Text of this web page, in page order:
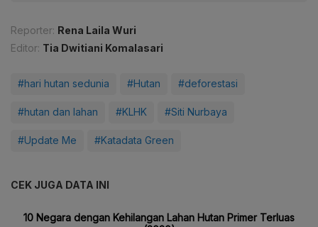
Reporter: Rena Laila Wuri
Editor: Tia Dwitiani Komalasari
#hari hutan sedunia #Hutan #deforestasi
#hutan dan lahan #KLHK #Siti Nurbaya
#Update Me #Katadata Green
CEK JUGA DATA INI